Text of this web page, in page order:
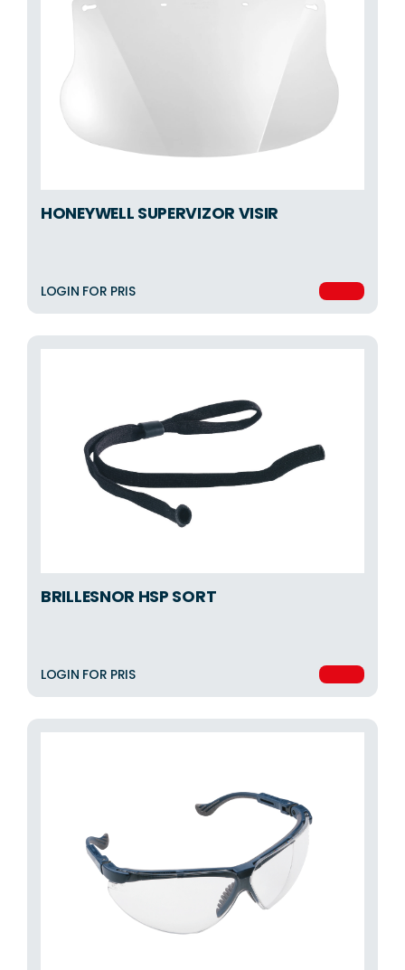
HONEYWELL SUPERVIZOR VISIR
LOGIN FOR PRIS
BRILLESNOR HSP SORT
LOGIN FOR PRIS